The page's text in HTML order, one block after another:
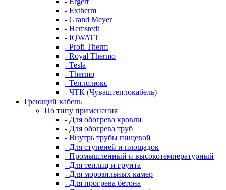
- Extherm
- Grand Meyer
- Hemstedt
- IQWATT
- Profi Therm
- Royal Thermo
- Tesla
- Thermo
- Теплолюкс
- ЧТК (Чуваштеплокабель)
Греющий кабель
По типу применения
- Для обогрева кровли
- Для обогрева труб
- Внутрь трубы пищевой
- Для ступеней и площадок
- Промышленный и высокотемпературный
- Для теплиц и грунта
- Для морозильных камер
- Для прогрева бетона